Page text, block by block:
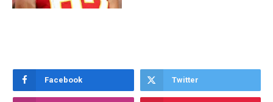
Facebook Twitter